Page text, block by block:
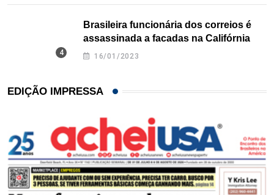
Brasileira funcionária dos correios é
assassinada a facadas na Califórnia
16/01/2023
EDIÇÃO IMPRESSA